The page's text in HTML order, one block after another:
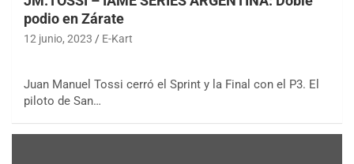
podio en Zárate
12 junio, 2023 E-Kart
Juan Manuel Tossi cerró el Sprint y la Final con el P3. El
piloto de San…